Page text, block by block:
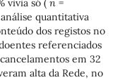
vivia só ( n =
quantitativa
dos registos no
referenciados
em 32
alta da Rede, no